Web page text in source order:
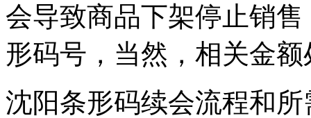
会导致商品下架停止销
形码号，当然，相关金
沈阳条形码续会流程和所